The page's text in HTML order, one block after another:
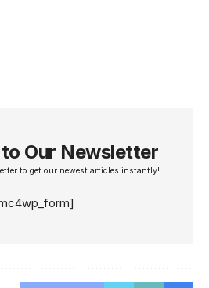
Our Newsletter
to get our newest articles instantly!